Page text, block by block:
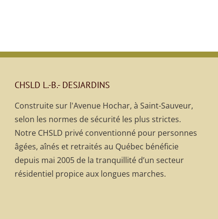
CHSLD L.-B.- DESJARDINS
Construite sur l'Avenue Hochar, à Saint-Sauveur,
selon les normes de sécurité les plus strictes.
Notre CHSLD privé conventionné pour personnes
âgées, aînés et retraités au Québec bénéficie
depuis mai 2005 de la tranquillité d’un secteur
résidentiel propice aux longues marches.